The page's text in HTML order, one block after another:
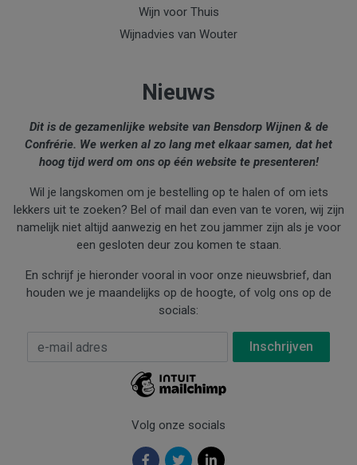
Wijn voor Thuis
Wijnadvies van Wouter
Nieuws
Dit is de gezamenlijke website van Bensdorp Wijnen & de
Confrérie. We werken al zo lang met elkaar samen, dat het
hoog tijd werd om ons op één website te presenteren!
Wil je langskomen om je bestelling op te halen of om iets
lekkers uit te zoeken? Bel of mail dan even van te voren, wij zijn
namelijk niet altijd aanwezig en het zou jammer zijn als je voor
een gesloten deur zou komen te staan.
En schrijf je hieronder vooral in voor onze nieuwsbrief, dan
houden we je maandelijks op de hoogte, of volg ons op de
socials:
E-mail Adres
Volg onze socials